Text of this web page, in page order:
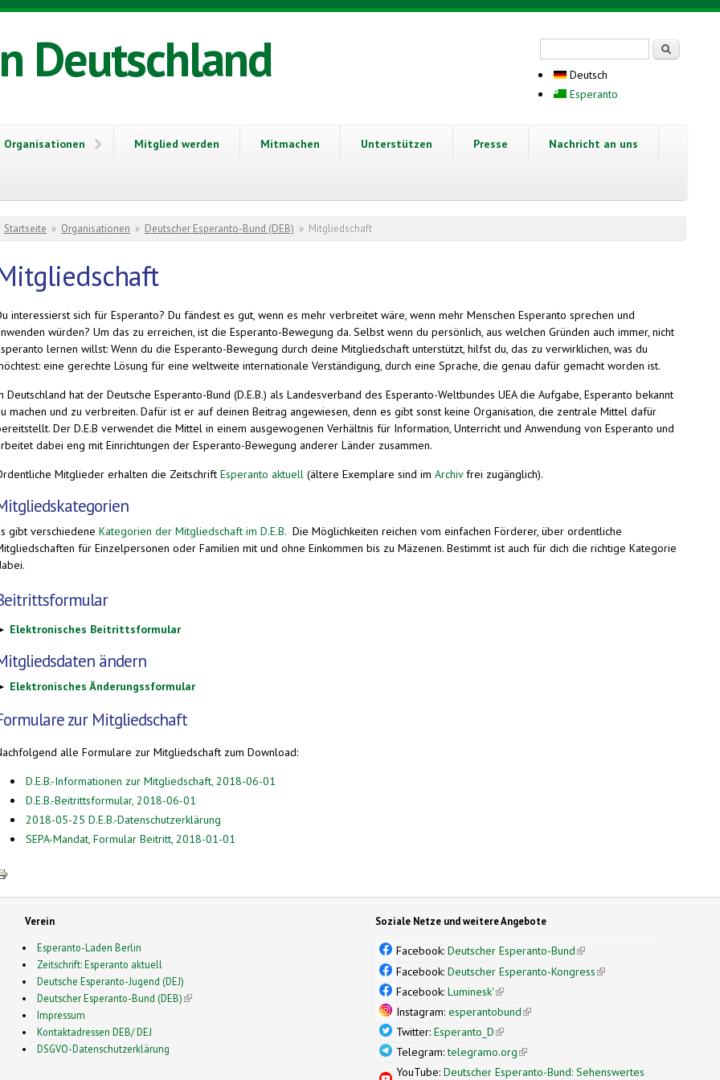
Deutschland
Deutsch
Esperanto
Organisationen Mitglied werden Mitmachen Unterstützen Presse Nachricht an uns
Sie sind hier
Startseite » Organisationen » Deutscher Esperanto-Bund (DEB) » Mitgliedschaft
interessierst sich für Esperanto? Du fändest es gut, wenn es mehr verbreitet wäre, wenn mehr Menschen Esperanto sprechen und
würden? Um das zu erreichen, ist die Esperanto-Bewegung da. Selbst wenn du persönlich, aus welchen Gründen auch immer, nicht
lernen willst: Wenn du die Esperanto-Bewegung durch deine Mitgliedschaft unterstützt, hilfst du, das zu verwirklichen, was du
eine gerechte Lösung für eine weltweite internationale Verständigung, durch eine Sprache, die genau dafür gemacht worden ist.
Deutschland hat der Deutsche Esperanto-Bund (D.E.B.) als Landesverband des Esperanto-Weltbundes UEA die Aufgabe, Esperanto bekannt
machen und zu verbreiten. Dafür ist er auf deinen Beitrag angewiesen, denn es gibt sonst keine Organisation, die zentrale Mittel dafür
Der D.E.B verwendet die Mittel in einem ausgewogenen Verhältnis für Information, Unterricht und Anwendung von Esperanto und
dabei eng mit Einrichtungen der Esperanto-Bewegung anderer Länder zusammen.
Mitglieder erhalten die Zeitschrift Esperanto aktuell (ältere Exemplare sind im Archivfrei zugänglich).
gibt verschiedene Kategorien der Mitgliedschaft im D.E.B. Die Möglichkeiten reichen vom einfachen Förderer, über ordentliche
für Einzelpersonen oder Familien mit und ohne Einkommen bis zu Mäzenen. Bestimmt ist auch für dich die richtige Kategorie
Elektronisches Beitrittsformular
ändern
Elektronisches Änderungssformular
zur Mitgliedschaft
alle Formulare zur Mitgliedschaft zum Download:
D.E.B.-Informationen zur Mitgliedschaft, 2018-06-01
D.E.B.-Beitrittsformular, 2018-06-01
2018-05-25 D.E.B.-Datenschutzerklärung
SEPA-Mandat, Formular Beitritt, 2018-01-01
Verein
Esperanto-Laden Berlin
Zeitschrift: Esperanto aktuell
Deutsche Esperanto-Jugend (DEJ)
Deutscher Esperanto-Bund (DEB)(link is external)
Impressum
Kontaktadressen DEB/ DEJ
DSGVO-Datenschutzerklärung
Soziale Netze und weitere Angebote
Facebook:Deutscher Esperanto-Bund(link is external)
Facebook:Deutscher Esperanto-Kongress(link is external)
Facebook:Luminesk'(link is external)
Instagram:esperantobund(link is external)
Twitter:Esperanto_D(link is external)
Telegram:telegramo.org(link is external)
YouTube:Deutscher Esperanto-Bund: Sehenswertes